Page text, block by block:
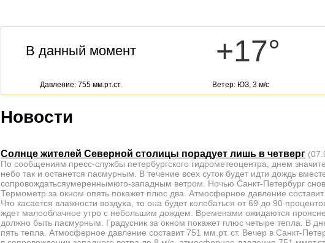
В данный момент +17°
Давление: 755 мм.рт.ст. Ветер: ЮЗ, 3 м/с
Новости
Солнце жителей Северной столицы порадует лишь в четверг
По сообщениям пресс-службы петербургского гидрометеоцентра, днем
небо так и останется пасмурным. В течение всех суток будет идти дождь
сопровождатьсяумереннымюго-западным ветром. Ночью Санкт-Петербург
Термометр за окном опять покажет плюс два. Атмосферное давление составит
Что касается влажности воздуха, то она будет колебаться от 69 до 90
ждет малооблачное утро с небольшим дождем. Временами ожидаются
должно быть пасмурным. Градусник за окном покажет плюс четыре тепла. В
пять тепла. Атмосферное давление составит 751 мм.рт. ст. Вечер в Санкт-